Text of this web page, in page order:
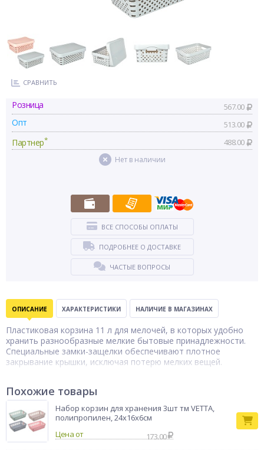
СРАВНИТЬ
Розница 567.00
Опт 513.00
Партнер* 488.00
Нет в наличии
ВСЕ СПОСОБЫ ОПЛАТЫ
ПОДРОБНЕЕ О ДОСТАВКЕ
ЧАСТЫЕ ВОПРОСЫ
ОПИСАНИЕ ХАРАКТЕРИСТИКИ НАЛИЧИЕ В МАГАЗИНАХ
Пластиковая корзина 11 л для мелочей, в которых удобно
хранить разнообразные мелкие бытовые принадлежности.
Специальные замки-защелки обеспечивают плотное
закрывание крышки, исключая потерю мелких вещей.
Похожие товары
Набор корзин для хранения 3шт тм VETTA,
полипропилен, 24х16х6см
Цена от
173.00